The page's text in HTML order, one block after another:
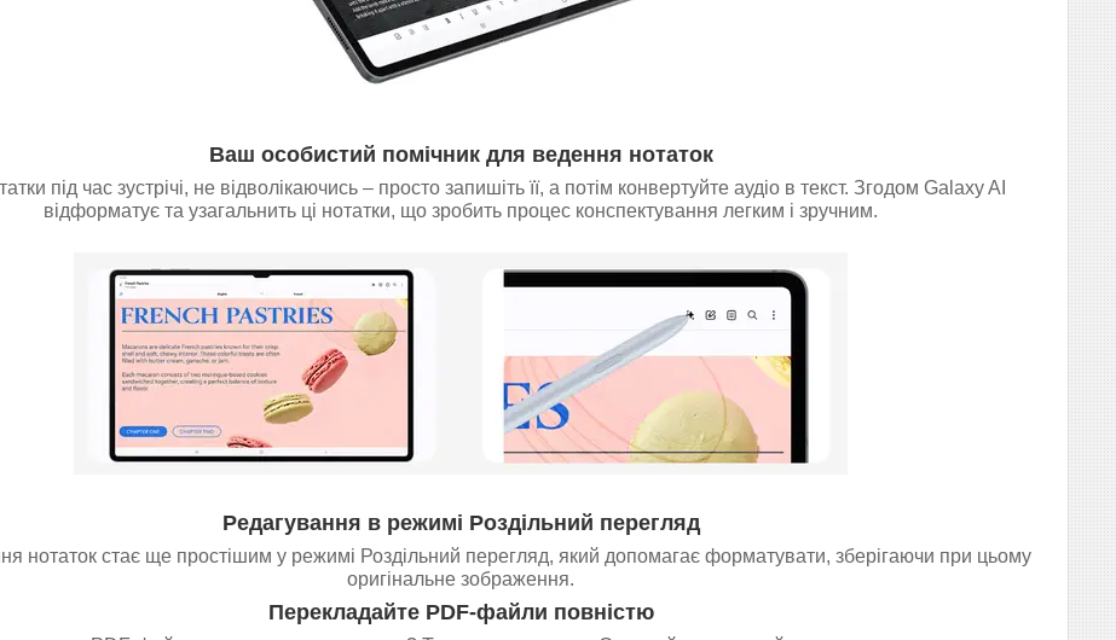
Ваш особистий помічник для ведення нотаток
під час зустрічі, не відволікаючись – просто запишіть її, а потім конвертуйте аудіо в текст. Згодом Galaxy AI
відформатує та узагальнить ці нотатки, що зробить процес конспектування легким і зручним.
Редагування в режимі Роздільний перегляд
нотаток стає ще простішим у режимі Роздільний перегляд, який допомагає форматувати, зберігаючи при цьому
оригінальне зображення.
Перекладайте PDF-файли повністю